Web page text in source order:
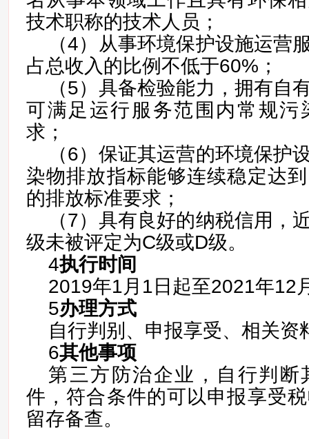
技术职称的技术人员；
（4）从事环境保护设施运营
占总收入的比例不低于60%；
（5）具备检验能力，拥有自
可满足运行服务范围内常规污
求；
（6）保证其运营的环境保护
染物排放指标能够连续稳定达
的排放标准要求；
（7）具有良好的纳税信用，
级未被评定为C级或D级。
4执行时间
2019年1月1日起至2021年12
5办理方式
自行判别、申报享受、相关资
6其他事项
第三方防治企业，自行判断
件，符合条件的可以申报享受
留存备查。